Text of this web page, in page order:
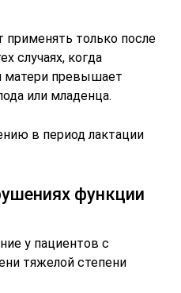
только после
случаях, когда
матери превышает
или младенца.
в период лактации
функции
у пациентов с
тяжелой степени